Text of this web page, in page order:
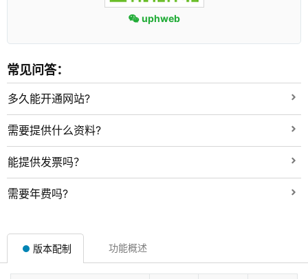
uphweb
常见问答：
多久能开通网站?
需要提供什么资料?
能提供发票吗？
需要年费吗?
版本配制 功能概述